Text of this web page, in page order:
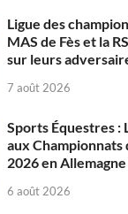
Ligue des
MAS de Fès et la
sur leurs
7 août 2026
Sports Équestres :
aux Championnats
2026 en Allemagne
6 août 2026